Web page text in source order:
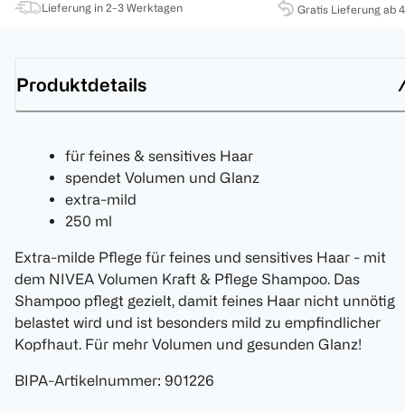
Lieferung in 2-3 Werktagen Gratis Lieferung ab
Produktdetails
für feines & sensitives Haar
spendet Volumen und Glanz
extra-mild
250 ml
Extra-milde Pflege für feines und sensitives Haar - mit
dem NIVEA Volumen Kraft & Pflege Shampoo. Das
Shampoo pflegt gezielt, damit feines Haar nicht unnötig
belastet wird und ist besonders mild zu empfindlicher
Kopfhaut. Für mehr Volumen und gesunden Glanz!
BIPA-Artikelnummer: 901226